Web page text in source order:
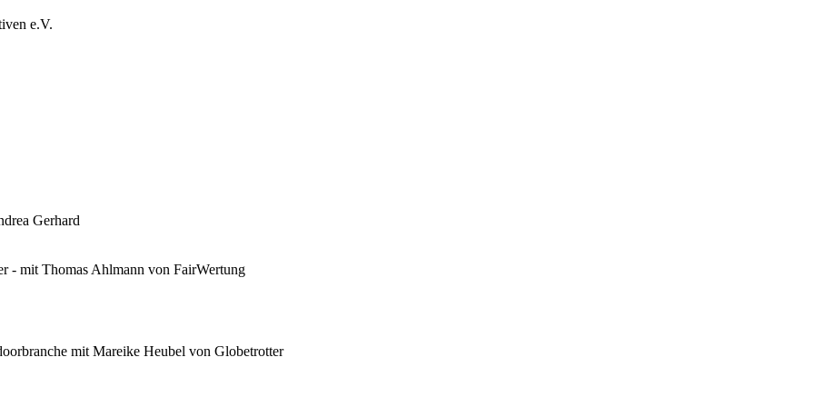
e.V.
Gerhard
- mit Thomas Ahlmann von FairWertung
mit Mareike Heubel von Globetrotter